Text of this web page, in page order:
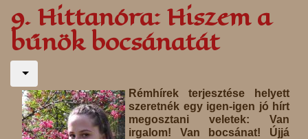
9. Hittanóra: Hiszem a
bűnök bocsánatát
Rémhírek terjesztése helyett
szeretnék egy igen-igen jó hírt
megosztani veletek: Van
irgalom! Van bocsánat! Újjá